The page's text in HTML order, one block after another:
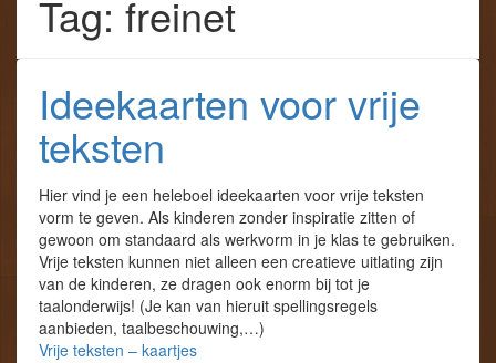
Tag: freinet
Ideekaarten voor vrije
teksten
Hier vind je een heleboel ideekaarten voor vrije teksten
vorm te geven. Als kinderen zonder inspiratie zitten of
gewoon om standaard als werkvorm in je klas te gebruiken.
Vrije teksten kunnen niet alleen een creatieve uitlating zijn
van de kinderen, ze dragen ook enorm bij tot je
taalonderwijs! (Je kan van hieruit spellingsregels
aanbieden, taalbeschouwing,…)
Vrije teksten – kaartjes